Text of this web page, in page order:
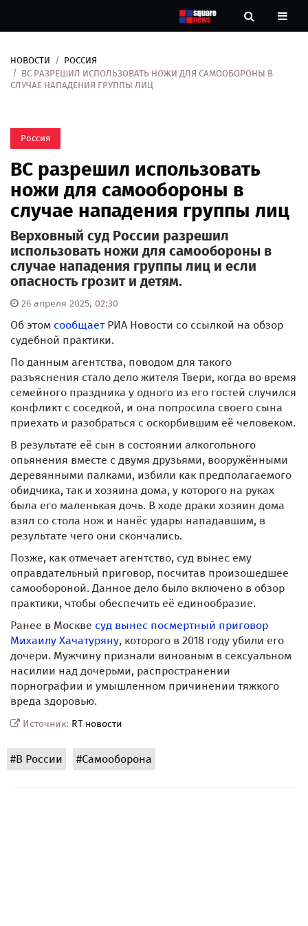
Новости
Контакты
О
нас
НОВОСТИ
РОССИЯ
ВС РАЗРЕШИЛ ИСПОЛЬЗОВАТЬ НОЖИ ДЛЯ САМООБОРОНЫ В
СЛУЧАЕ НАПАДЕНИЯ ГРУППЫ ЛИЦ
Россия
ВС разрешил использовать
ножи для самообороны в
случае нападения группы лиц
Верховный суд России разрешил
использовать ножи для самообороны в
случае нападения группы лиц и если
опасность грозит и детям.
26 апреля 2025, 02:30
Об этом сообщаетРИА Новости со ссылкой на обзор
судебной практики.
По данным агентства, поводом для такого
разъяснения стало дело жителя Твери, когда во время
семейного праздника у одного из его гостей случился
конфликт с соседкой, и она попросила своего сына
приехать и разобраться с оскорбившим её человеком.
В результате её сын в состоянии алкогольного
опьянения вместе с двумя друзьями, вооружёнными
деревянными палками, избили как предполагаемого
обидчика, так и хозяина дома, у которого на руках
была его маленькая дочь. В ходе драки хозяин дома
взял со стола нож и нанёс удары нападавшим, в
результате чего они скончались.
Позже, как отмечает агентство, суд вынес ему
оправдательный приговор, посчитав произошедшее
самообороной. Данное дело было включено в обзор
практики, чтобы обеспечить её единообразие.
Ранее в Москве суд вынес посмертный приговор
Михаилу Хачатуряну, которого в 2018 году убили его
дочери. Мужчину признали виновным в сексуальном
насилии над дочерьми, распространении
порнографии и умышленном причинении тяжкого
вреда здоровью.
Источник: RT новости
#В России #Самооборона